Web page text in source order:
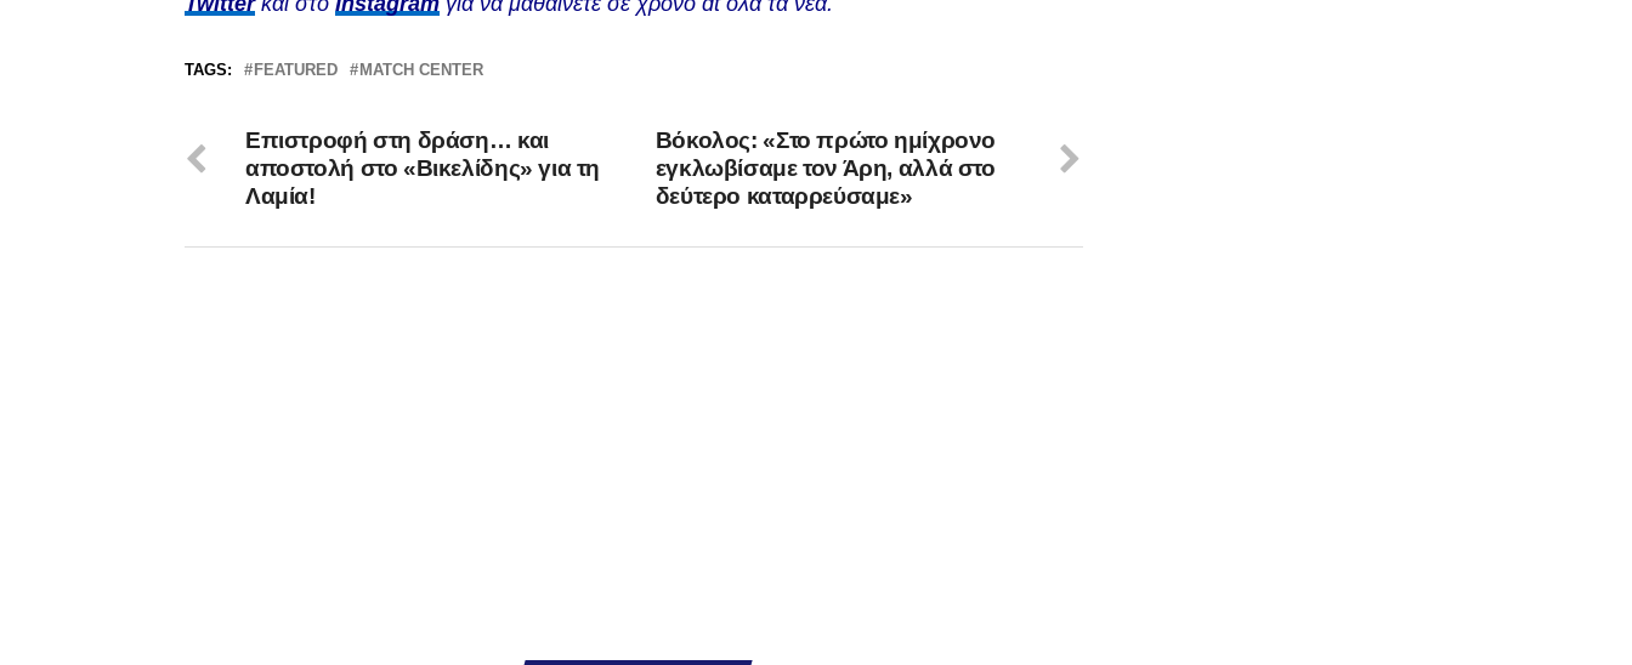
TAGS: FEATURED MATCH CENTER
Βόκολος: «Στο πρώτο ημίχρονο
εγκλωβίσαμε τον Άρη, αλλά στο
δεύτερο καταρρεύσαμε»
Επιστροφή στη δράση… και
αποστολή στο «Βικελίδης» για τη
Λαμία!